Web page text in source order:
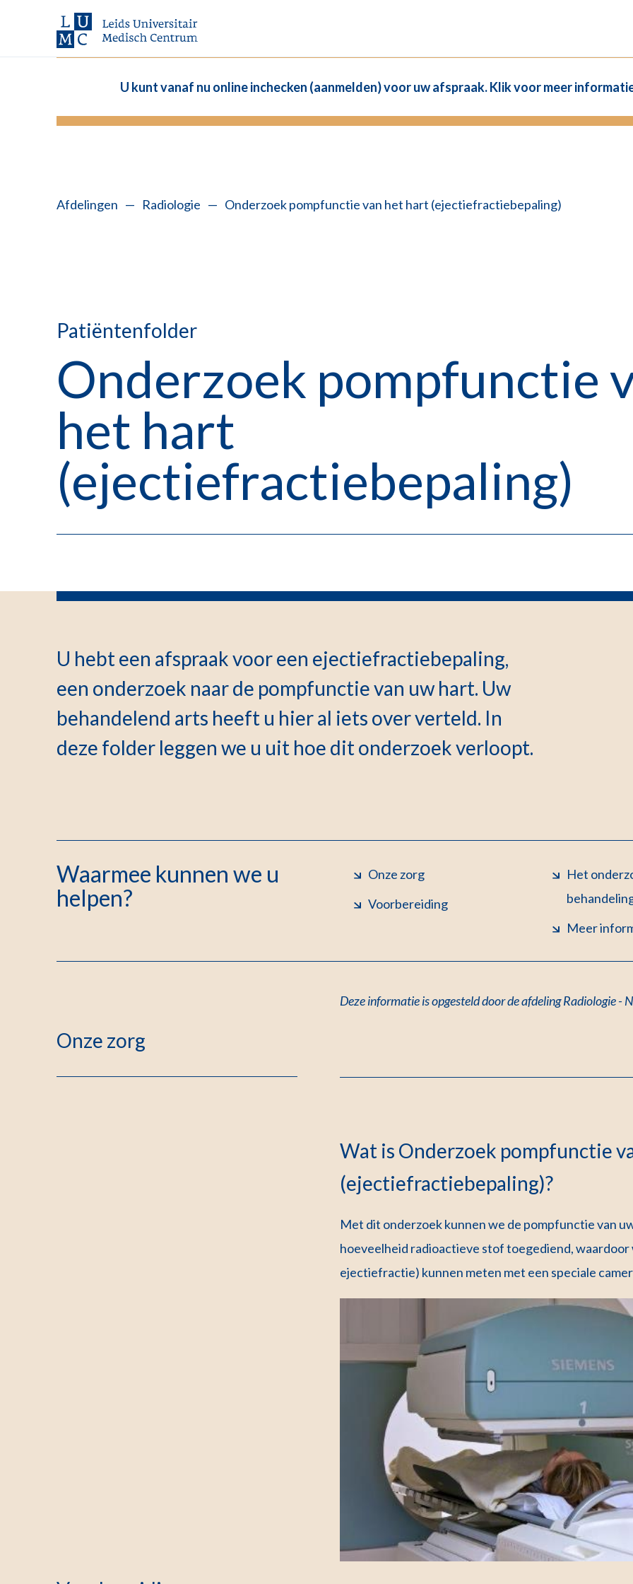
U kunt vanaf nu online inchecken (aanmelden) voor uw afspraak. Klik voor meer
Afdelingen — Radiologie — Onderzoek pompfunctie van het hart (ejectiefractiebepaling)
Patiëntenfolder
Onderzoek pompfunctie
het hart
(ejectiefractiebepaling)
U hebt een afspraak voor een ejectiefractiebepaling,
een onderzoek naar de pompfunctie van uw hart. Uw
behandelend arts heeft u hier al iets over verteld. In
deze folder leggen we u uit hoe dit onderzoek verloopt.
Waarmee kunnen we u
helpen?
Onze zorg
Voorbereiding
Het
Meer
Deze informatie is opgesteld door de afdeling Radiologie -
Onze zorg
Wat is Onderzoek pompfunctie
(ejectiefractiebepaling)?
Met dit onderzoek kunnen we de pompfunctie van
hoeveelheid radioactieve stof toegediend,
ejectiefractie) kunnen meten met een speciale